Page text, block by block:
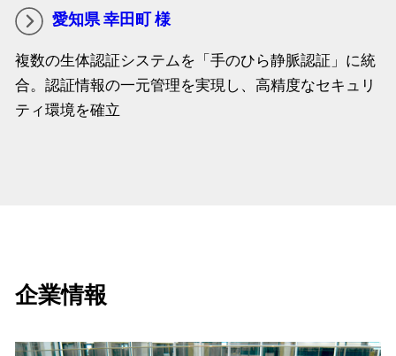
愛知県 幸田町 様
複数の生体認証システムを「手のひら静脈認証」に統
合。認証情報の一元管理を実現し、高精度なセキュリ
ティ環境を確立
企業情報